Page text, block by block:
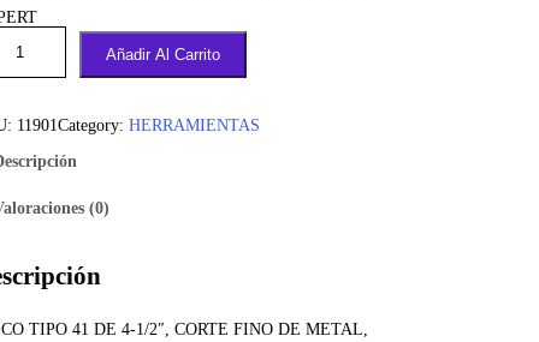
Añadir Al Carrito
11901Category: HERRAMIENTAS
(0)
TIPO 41 DE 4-1/2″, CORTE FINO DE METAL,